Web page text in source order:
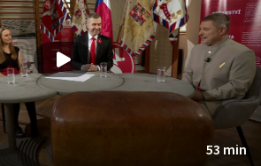
53 min